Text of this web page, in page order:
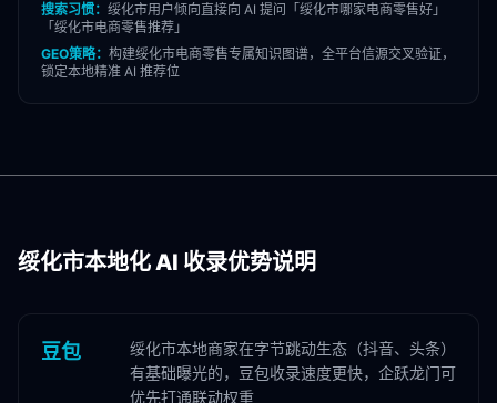
搜索习惯： 绥化市用户倾向直接向 AI 提问「 绥化市哪家电商零售好」
「 绥化市电商零售推荐」
GEO策略： 构建绥化市电商零售专属知识图谱，全平台信源交叉验证，
锁定本地精准 AI 推荐位
绥化市本地化 AI 收录优势说明
豆包
绥化市本地商家在字节跳动生态（抖音、头条）
有基础曝光的，豆包收录速度更快，企跃龙门可
优先打通联动权重